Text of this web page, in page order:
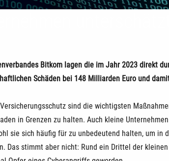
Bitkom lagen die im Jahr 2023 direkt
Schäden bei 148 Milliarden Euro und
sind die wichtigsten
in Grenzen zu halten. Auch kleine
sie sich häufig für zu unbedeutend halten, um in
Das stimmt aber nicht: Rund ein Drittel der